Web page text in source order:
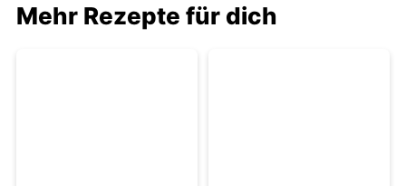
Mehr Rezepte für dich